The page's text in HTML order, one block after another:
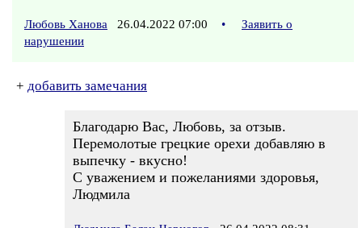
Любовь Ханова 26.04.2022 07:00 •
Заявить о
нарушении
+ добавить замечания
Благодарю Вас, Любовь, за отзыв.
Перемолотые грецкие орехи добавляю в
выпечку - вкусно!
С уважением и пожеланиями здоровья,
Людмила